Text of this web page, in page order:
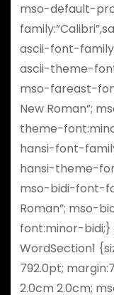
mso-default-
ascii-font-
ascii-theme-
mso-fareast-
New Roman”;
theme-
hansi-font-
hansi-theme-
mso-bidi-font-
Roman”; mso-
font:minor-bidi;}
WordSection1
792.0pt;
2.0cm 2.0cm;